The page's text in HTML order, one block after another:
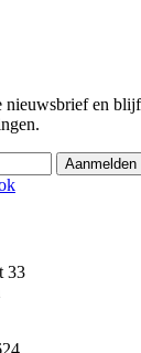
en
33